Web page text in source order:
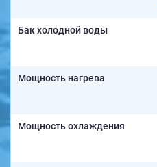
Бак холодной воды
Мощность нагрева
Мощность охлаждения